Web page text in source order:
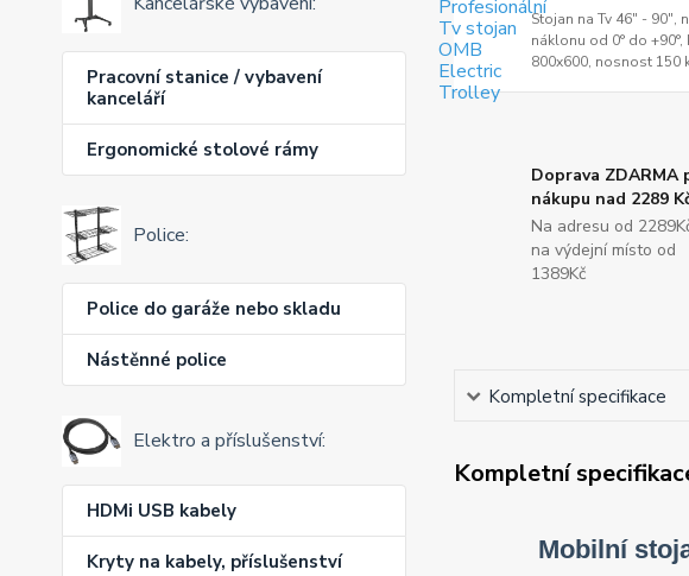
Pracovní stanice / vybavení
kanceláří
Ergonomické stolové rámy
Police:
Police do garáže nebo skladu
Nástěnné police
Elektro a příslušenství:
HDMi USB kabely
Kryty na kabely, příslušenství
Stojan na Tv 46" - 90",
náklonu od 0° do
800x600, nosnost 150
Doprava ZDARMA
nákupu nad 2289
Na adresu od
na výdejní místo od
1389Kč
Kompletní specifikace
Kompletní
Mobilní